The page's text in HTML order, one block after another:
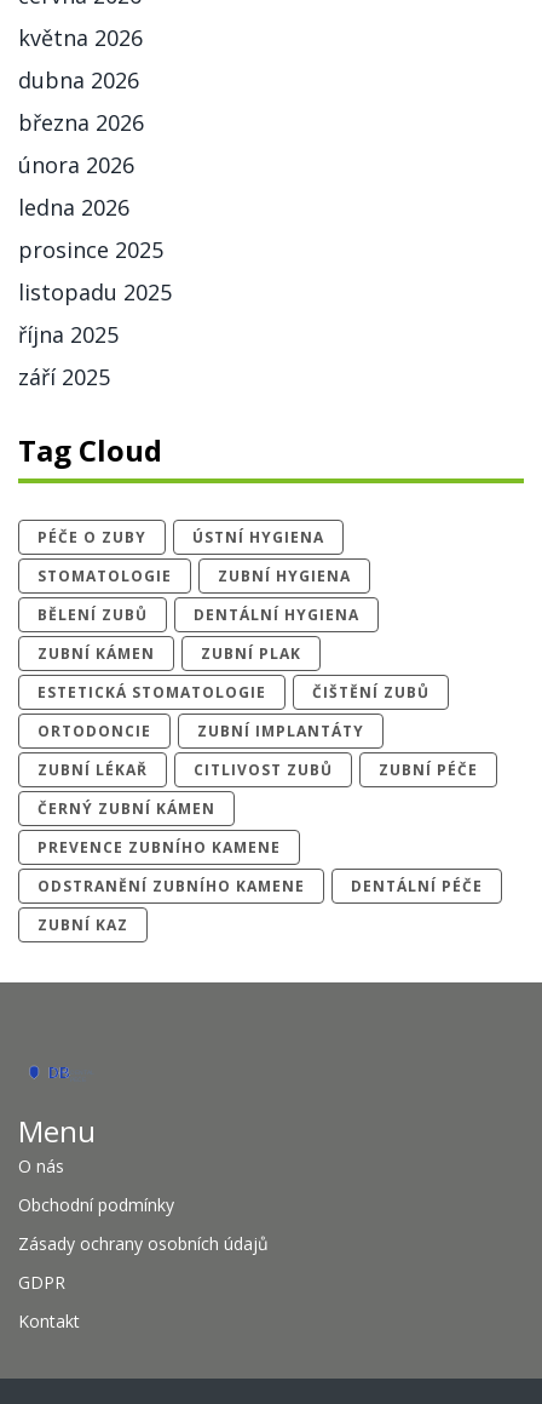
května 2026
dubna 2026
března 2026
února 2026
ledna 2026
prosince 2025
listopadu 2025
října 2025
září 2025
Tag Cloud
PÉČE O ZUBY
ÚSTNÍ HYGIENA
STOMATOLOGIE
ZUBNÍ HYGIENA
BĚLENÍ ZUBŮ
DENTÁLNÍ HYGIENA
ZUBNÍ KÁMEN
ZUBNÍ PLAK
ESTETICKÁ STOMATOLOGIE
ČIŠTĚNÍ ZUBŮ
ORTODONCIE
ZUBNÍ IMPLANTÁTY
ZUBNÍ LÉKAŘ
CITLIVOST ZUBŮ
ZUBNÍ PÉČE
ČERNÝ ZUBNÍ KÁMEN
PREVENCE ZUBNÍHO KAMENE
ODSTRANĚNÍ ZUBNÍHO KAMENE
DENTÁLNÍ PÉČE
ZUBNÍ KAZ
Menu
O nás
Obchodní podmínky
Zásady ochrany osobních údajů
GDPR
Kontakt